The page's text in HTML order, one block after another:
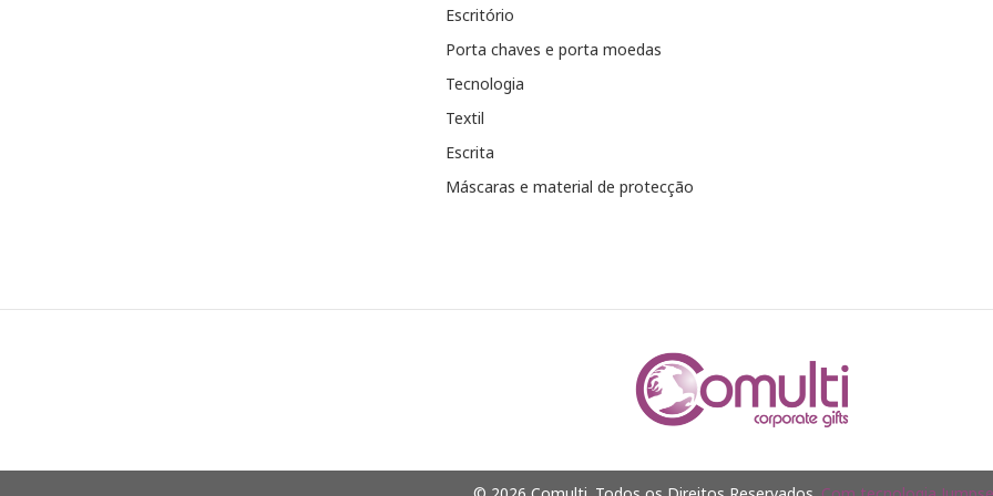
Escritório
Porta chaves e porta moedas
Tecnologia
Textil
Escrita
Máscaras e material de protecção